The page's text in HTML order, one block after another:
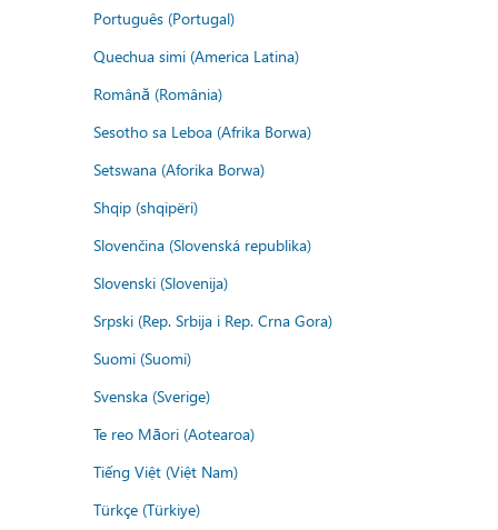
Português (Portugal)
Quechua simi (America Latina)
Română (România)
Sesotho sa Leboa (Afrika Borwa)
Setswana (Aforika Borwa)
Shqip (shqipëri)
Slovenčina (Slovenská republika)
Slovenski (Slovenija)
Srpski (Rep. Srbija i Rep. Crna Gora)
Suomi (Suomi)
Svenska (Sverige)
Te reo Māori (Aotearoa)
Tiếng Việt (Việt Nam)
Türkçe (Türkiye)